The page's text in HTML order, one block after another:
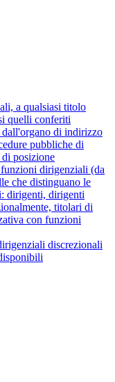
a qualsiasi titolo
quelli conferiti
dall'organo di indirizzo
pubbliche di
posizione
dirigenziali (da
che distinguano le
dirigenti, dirigenti
titolari di
con funzioni
discrezionali